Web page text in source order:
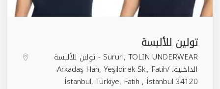
تولين للألبسة
Sururi, TOLIN UNDERWEAR - تولين للألبسة
الداخلية، Arkadaş Han, Yeşildirek Sk., Fatih/
İstanbul, Türkiye, Fatih , İstanbul 34120